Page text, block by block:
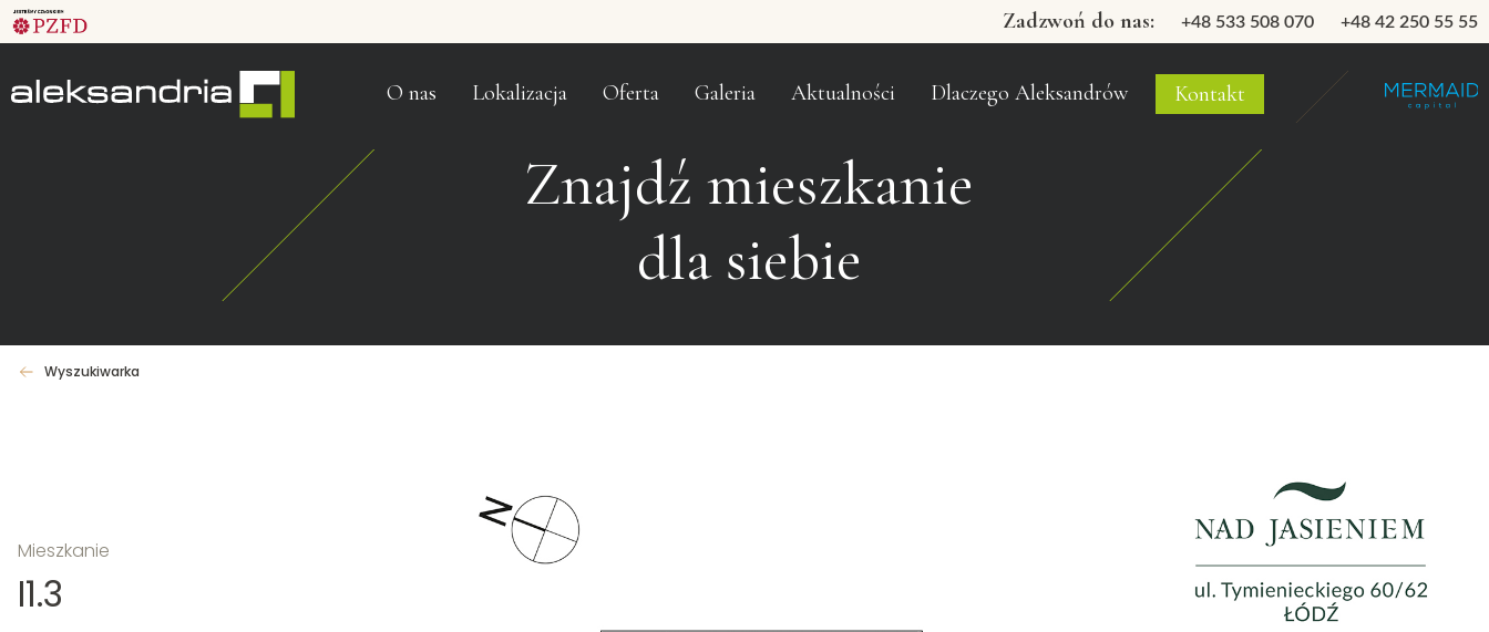
Zadzwoń do nas: +48 533 508 070 +48 42 250 55 55
O nas Lokalizacja Oferta Galeria Aktualności Dlaczego Aleksandrów Kontakt
Znajdź mieszkanie
dla siebie
Wyszukiwarka
Mieszkanie
I1.3